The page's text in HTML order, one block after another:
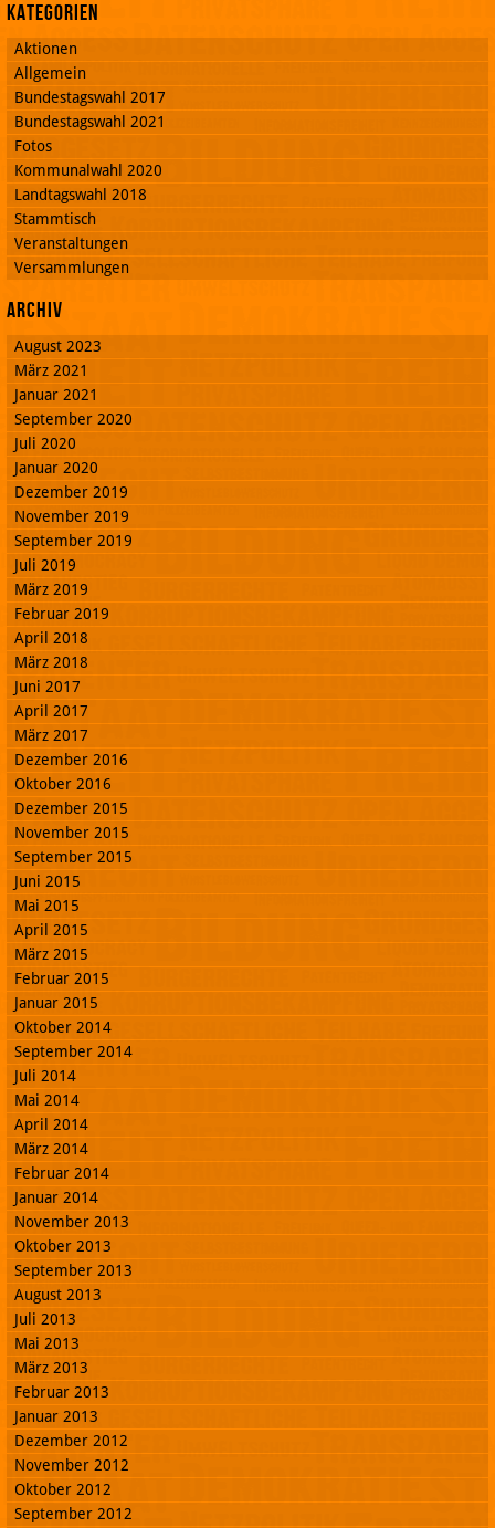
Kategorien
Aktionen
Allgemein
Bundestagswahl 2017
Bundestagswahl 2021
Fotos
Kommunalwahl 2020
Landtagswahl 2018
Stammtisch
Veranstaltungen
Versammlungen
Archiv
August 2023
März 2021
Januar 2021
September 2020
Juli 2020
Januar 2020
Dezember 2019
November 2019
September 2019
Juli 2019
März 2019
Februar 2019
April 2018
März 2018
Juni 2017
April 2017
März 2017
Dezember 2016
Oktober 2016
Dezember 2015
November 2015
September 2015
Juni 2015
Mai 2015
April 2015
März 2015
Februar 2015
Januar 2015
Oktober 2014
September 2014
Juli 2014
Mai 2014
April 2014
März 2014
Februar 2014
Januar 2014
November 2013
Oktober 2013
September 2013
August 2013
Juli 2013
Mai 2013
März 2013
Februar 2013
Januar 2013
Dezember 2012
November 2012
Oktober 2012
September 2012